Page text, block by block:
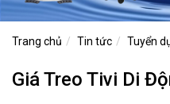
Trang chủ Tin tức Tuyển
Giá Treo Tivi Di